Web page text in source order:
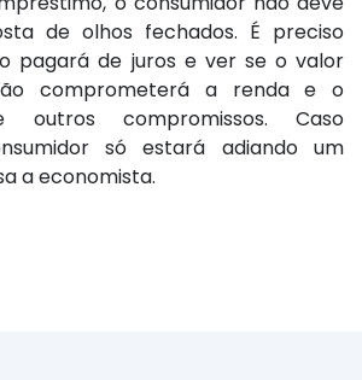
de olhos fechados. É preciso
pagará de juros e ver se o valor
comprometerá a renda e o
outros compromissos. Caso
só estará adiando um
a economista.